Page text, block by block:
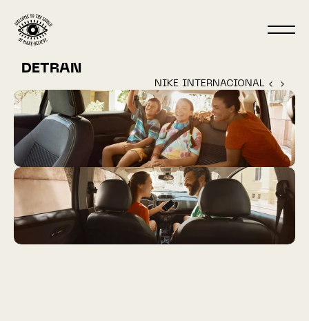
DETRAN
NIKE INTERNACIONAL ‹ ›